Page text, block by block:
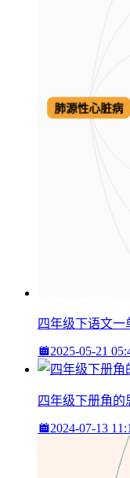
四年级下语文一
2025-05-21
四年级下册角的
2024-07-13